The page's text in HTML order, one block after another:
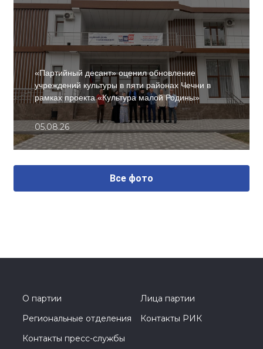
«Партийный десант» оценил обновление
учреждений культуры в пяти районах Чечни в
рамках проекта «Культура малой Родины»
05.08.26
Все фото
О партии
Лица партии
Региональные отделения
Контакты РИК
Контакты пресс-службы